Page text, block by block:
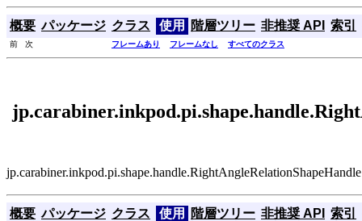
概要 パッケージ クラス 使用 階層ツリー 非推奨 API 索引
前 次 フレームあり フレームなし すべてのクラス
概要 パッケージ クラス 使用 階層ツリー 非推奨 API 索引